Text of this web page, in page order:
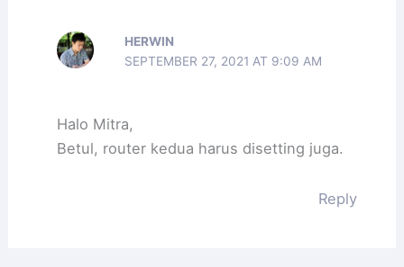
HERWIN
SEPTEMBER 27, 2021 AT 9:09 AM
Halo Mitra,
Betul, router kedua harus disetting juga.
Reply